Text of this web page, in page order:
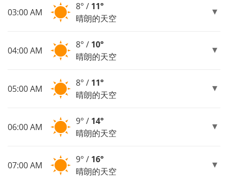
03:00 AM
8° / 11°
晴朗的天空
04:00 AM
8° / 10°
晴朗的天空
05:00 AM
8° / 11°
晴朗的天空
06:00 AM
9° / 14°
晴朗的天空
07:00 AM
9° / 16°
晴朗的天空